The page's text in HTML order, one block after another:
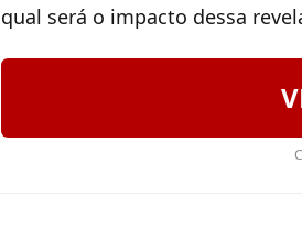
qual será o impacto dessa